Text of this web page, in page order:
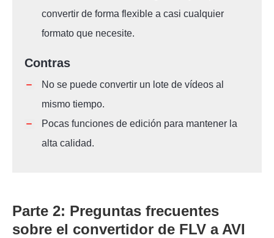
convertir de forma flexible a casi cualquier
formato que necesite.
Contras
No se puede convertir un lote de vídeos al
mismo tiempo.
Pocas funciones de edición para mantener la
alta calidad.
Parte 2: Preguntas frecuentes
sobre el convertidor de FLV a AVI